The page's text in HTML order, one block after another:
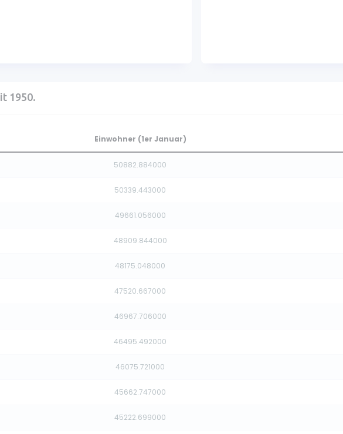
1950.
Einwohner (1er Januar)
50882.884000
50339.443000
49661.056000
48909.844000
48175.048000
47520.667000
46967.706000
46495.492000
46075.721000
45662.747000
45222.699000